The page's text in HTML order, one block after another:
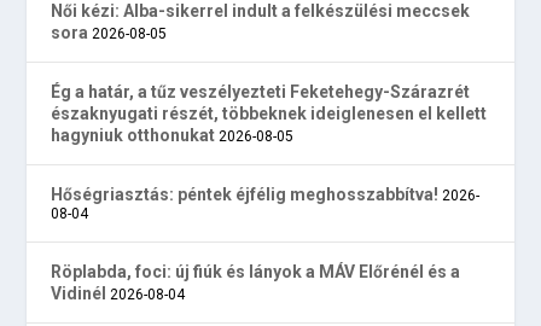
Női kézi: Alba-sikerrel indult a felkészülési meccsek
sora 2026-08-05
Ég a határ, a tűz veszélyezteti Feketehegy-Szárazrét
északnyugati részét, többeknek ideiglenesen el kellett
hagyniuk otthonukat 2026-08-05
Hőségriasztás: péntek éjfélig meghosszabbítva! 2026-
08-04
Röplabda, foci: új fiúk és lányok a MÁV Előrénél és a
Vidinél 2026-08-04